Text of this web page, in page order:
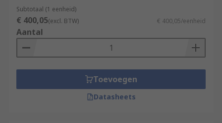
Subtotaal (1 eenheid)
€ 400,05(excl. BTW) € 400,05/eenheid
Aantal
Toevoegen
Datasheets